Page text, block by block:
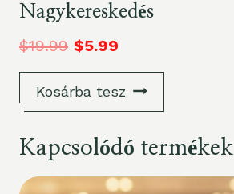
Nagykereskedés
$19.99 $5.99
Kosárba tesz
Kapcsolódó termékek